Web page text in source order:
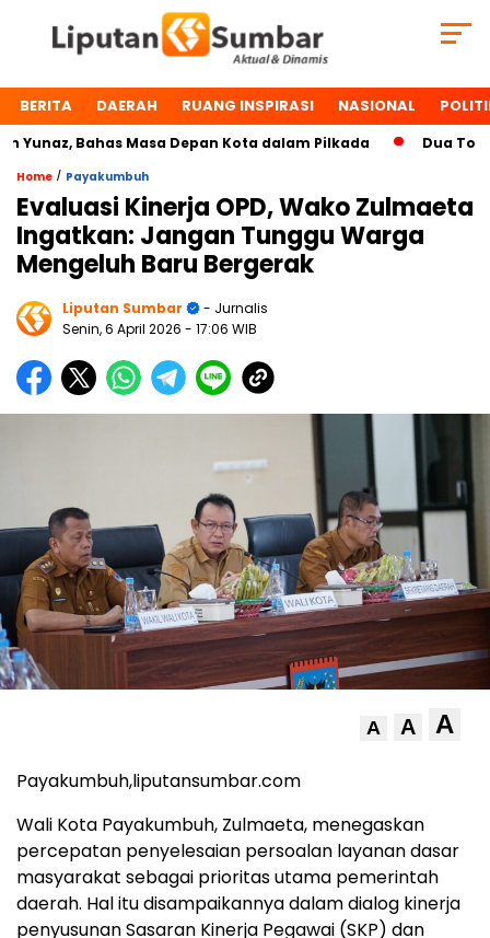
BERITA DAERAH RUANG INSPIRASI NASIONAL
Bahas Masa Depan Kota dalam Pilkada Dua Tokoh
Home / Payakumbuh
Evaluasi Kinerja OPD, Wako Zulmaeta
Ingatkan: Jangan Tunggu Warga
Mengeluh Baru Bergerak
Liputan Sumbar
- Jurnalis
Senin, 6 April 2026 - 17:06 WIB
A A A
Payakumbuh,liputansumbar.com
Wali Kota Payakumbuh, Zulmaeta, menegaskan
percepatan penyelesaian persoalan layanan dasar
masyarakat sebagai prioritas utama pemerintah
daerah. Hal itu disampaikannya dalam dialog kinerja
penyusunan Sasaran Kinerja Pegawai (SKP) dan